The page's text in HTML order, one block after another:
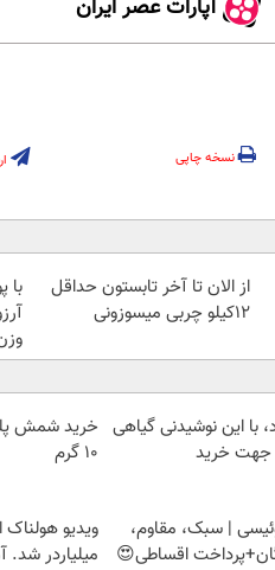
آپارات عصر ایران
نسخه چاپی
از الان تا آخر تابستون حداقل
12کیلو چربی میسوزونی
با
با این نوشیدنی گیاهی
خرید
۱۰ گرم
| سبک، مقاوم،
اقساطی😍
ویدیو
میلیاردر شد.